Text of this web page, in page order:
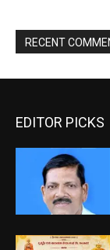
RECENT
EDITOR PICKS